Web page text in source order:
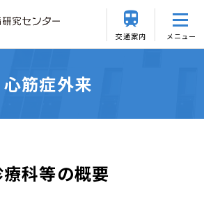
交通案内 メニュー
心筋症外来
療科等の概要